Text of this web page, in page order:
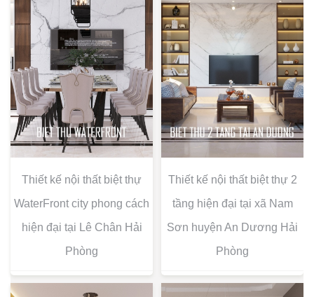
Thiết kế nội thất biệt thự
WaterFront city phong cách
hiện đại tại Lê Chân Hải
Phòng
Thiết kế nội thất biệt thự 2
tầng hiện đại tại xã Nam
Sơn huyện An Dương Hải
Phòng